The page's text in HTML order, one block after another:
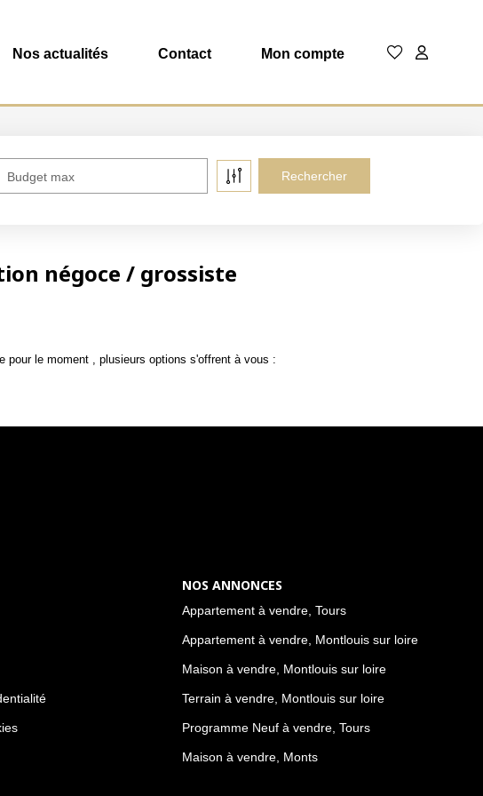
Nos actualités Contact Mon compte
Budget max
négoce / grossiste
pour le moment , plusieurs options s'offrent à vous :
NOS ANNONCES
Appartement à vendre, Tours
Appartement à vendre, Montlouis sur loire
Maison à vendre, Montlouis sur loire
Terrain à vendre, Montlouis sur loire
Programme Neuf à vendre, Tours
Maison à vendre, Monts